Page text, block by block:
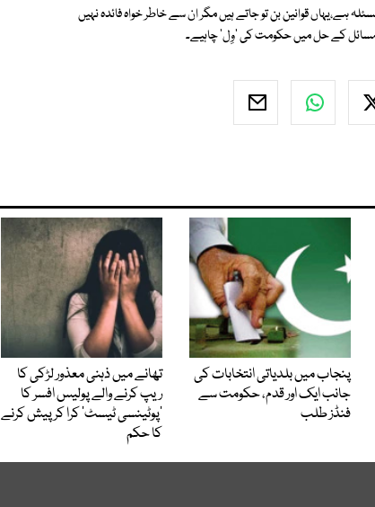
ہے،یہاں قوانین بن تو جاتے ہیں مگر ان سے خاطر خواہ فائدہ نہیں
مسائل کے حل میں حکومت کی 'وِل' چاہیے۔
پنجاب میں بلدیاتی انتخابات کی
جانب ایک اور قدم، حکومت سے
فنڈز طلب
تھانے میں ذہنی معذور لڑکی کا
ریپ کرنے والے پولیس افسر کا
’پوٹینسی ٹیسٹ‘ کرا کر پیش کرنے
کا حکم